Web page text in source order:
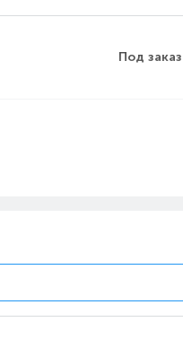
Под заказ
Под заказ